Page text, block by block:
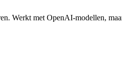
Werkt met OpenAI-modellen,